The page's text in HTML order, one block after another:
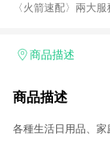
〈火箭速配〉兩大
加入WOW會員告別
商品描述
商品描述
各種生活日用品、家